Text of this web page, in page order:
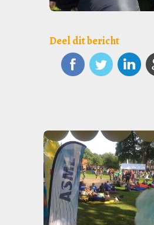
Deel dit bericht